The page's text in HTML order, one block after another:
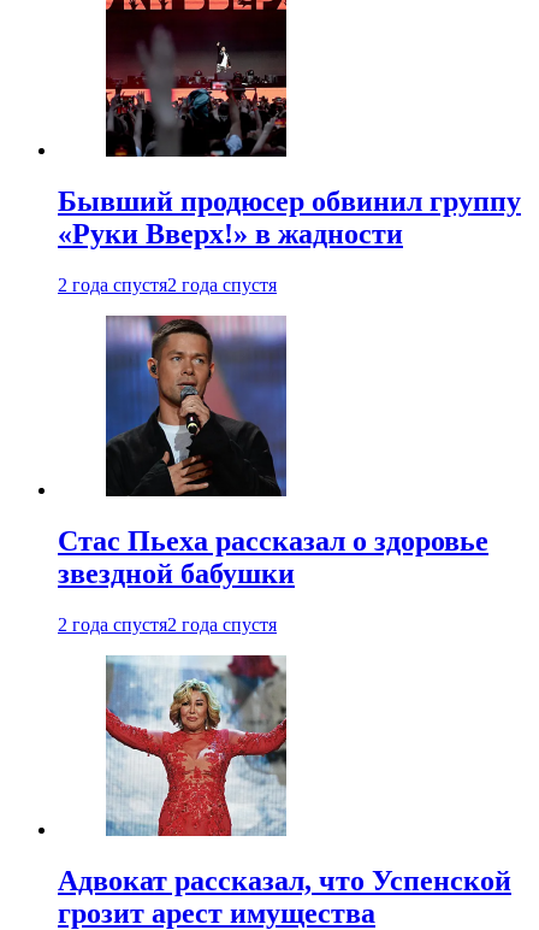
Бывший продюсер обвинил группу
«Руки Вверх!» в жадности
2 года спустя2 года спустя
Стас Пьеха рассказал о здоровье
звездной бабушки
2 года спустя2 года спустя
Адвокат рассказал, что Успенской
грозит арест имущества